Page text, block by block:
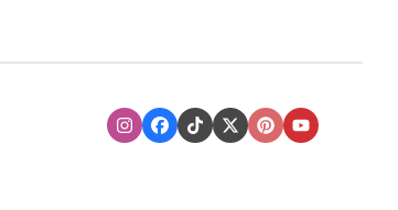
InstagramFacebook
TikTokXTwitter
PinterestYoutube